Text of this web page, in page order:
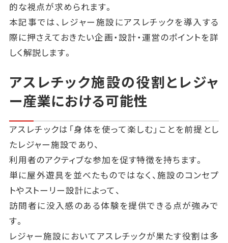
的な視点が求められます。
本記事では、レジャー施設にアスレチックを導入する
際に押さえておきたい企画・設計・運営のポイントを詳
しく解説します。
アスレチック施設の役割とレジャ
ー産業における可能性
アスレチックは「身体を使って楽しむ」ことを前提とし
たレジャー施設であり、
利用者のアクティブな参加を促す特徴を持ちます。
単に屋外遊具を並べたものではなく、施設のコンセプ
トやストーリー設計によって、
訪問者に没入感のある体験を提供できる点が強みで
す。
レジャー施設においてアスレチックが果たす役割は多